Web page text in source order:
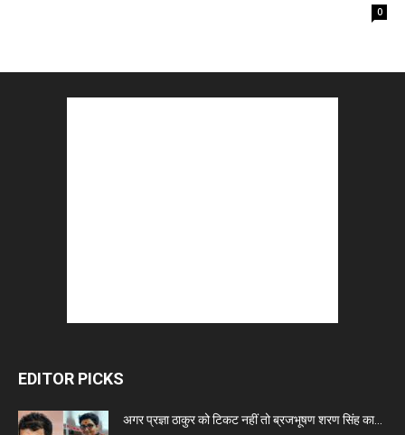
0
EDITOR PICKS
अगर प्रज्ञा ठाकुर को टिकट नहीं तो ब्रजभूषण शरण सिंह का...